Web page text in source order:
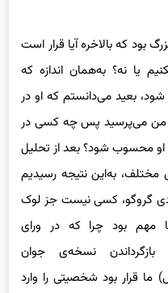
بود که بالاخره آیا قرار است
یا نه؟ به‌همان اندازه که
بعید می‌دانستم که او در
من می‌پرسید پس چه کسی در
او محسوب شود؟ بعد از تحلیل
به‌این نتیجه رسیدیم
گروگو، کسی نیست جز لوک
مهم بود چرا که در ورای
نسخه‌ی جوان
ما قرار بود شخصیتی را وارد